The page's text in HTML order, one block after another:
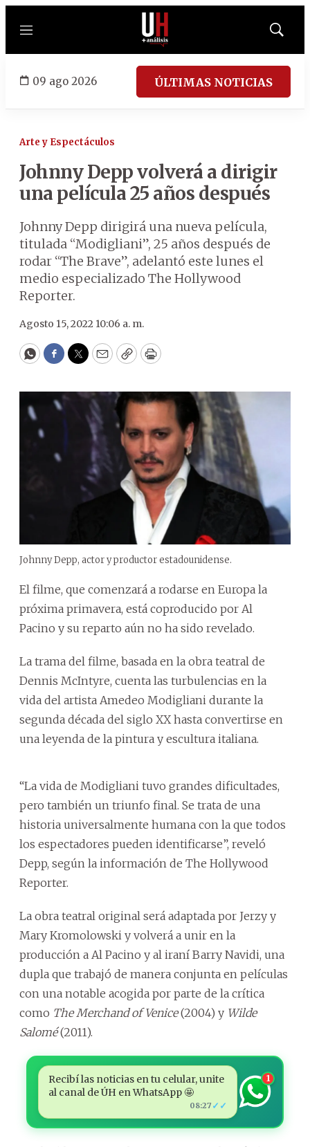
Menú
Mostrar
09 ago 2026 ÚLTIMAS NOTICIAS
Arte y Espectáculos
Johnny Depp volverá a dirigir
una película 25 años después
Johnny Depp dirigirá una nueva película,
titulada “Modigliani”, 25 años después de
rodar “The Brave”, adelantó este lunes el
medio especializado The Hollywood
Reporter.
Agosto 15, 2022 10:06 a. m.
WhatsApp
Facebook
Twitter
EmailCopyPrint
Johnny Depp, actor y productor estadounidense.
El filme, que comenzará a rodarse en Europa la
próxima primavera, está coproducido por Al
Pacino y su reparto aún no ha sido revelado.
La trama del filme, basada en la obra teatral de
Dennis McIntyre, cuenta las turbulencias en la
vida del artista Amedeo Modigliani durante la
segunda década del siglo XX hasta convertirse en
una leyenda de la pintura y escultura italiana.
“La vida de Modigliani tuvo grandes dificultades,
pero también un triunfo final. Se trata de una
historia universalmente humana con la que todos
los espectadores pueden identificarse”, reveló
Depp, según la información de The Hollywood
Reporter.
La obra teatral original será adaptada por Jerzy y
Mary Kromolowski y volverá a unir en la
producción a Al Pacino y al iraní Barry Navidi, una
dupla que trabajó de manera conjunta en películas
con una notable acogida por parte de la crítica
como The Merchand of Venice(2004) y Wilde
Salomé(2011).
Recibí las noticias en tu celular, unite
al canal de ÚH en WhatsApp 🤩
08:27 ✓✓
1